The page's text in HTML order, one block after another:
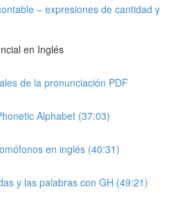
– expresiones de cantidad y
en Inglés
de la pronunciación PDF
Alphabet (37:03)
en inglés (40:31)
y las palabras con GH (49:21)